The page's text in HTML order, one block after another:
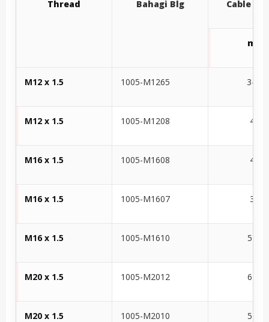
Thread Bahagi Blg Cable
mm
M12 x 1.5 1005-M1265 3-6.5
M12 x 1.5 1005-M1208 4-8
M16 x 1.5 1005-M1608 4-8
M16 x 1.5 1005-M1607 3-7
M16 x 1.5 1005-M1610 5-10
M20 x 1.5 1005-M2012 6-12
M20 x 1.5 1005-M2010 5-10